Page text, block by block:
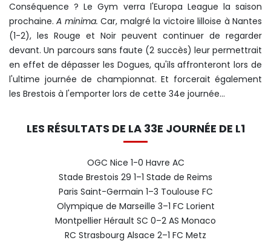
Conséquence ? Le Gym verra l'Europa League la saison
prochaine.A minima.Car, malgré la victoire lilloise à Nantes
(1-2), les Rouge et Noir peuvent continuer de regarder
devant. Un parcours sans faute (2 succès) leur permettrait
en effet de dépasser les Dogues, qu'ils affronteront lors de
l'ultime journée de championnat. Et forcerait également
les Brestois à l'emporter lors de cette 34e journée...
LES RÉSULTATS DE LA 33E JOURNÉE DE L1
OGC Nice 1-0 Havre AC
Stade Brestois 29 1–1 Stade de Reims
Paris Saint-Germain 1–3 Toulouse FC
Olympique de Marseille 3–1 FC Lorient
Montpellier Hérault SC 0–2 AS Monaco
RC Strasbourg Alsace 2–1 FC Metz